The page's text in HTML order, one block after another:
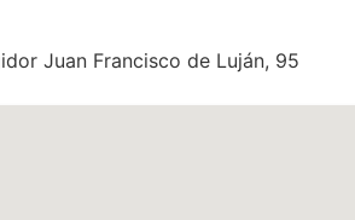
Juan Francisco de Luján, 95